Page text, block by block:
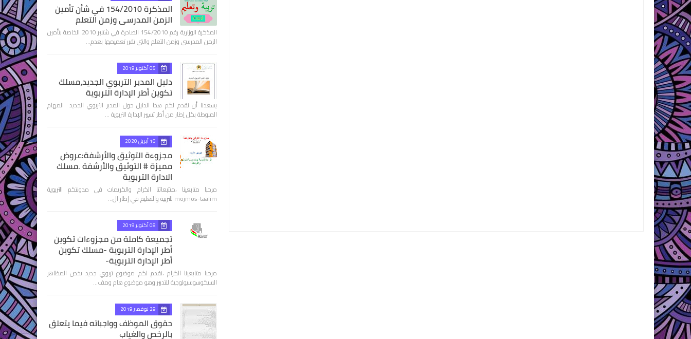
المذكرة 154/2010 في شأن تأمين
الزمن المدرسي وزمن التعلم
المذكرة الوزارية رقم 154/2010 الصادرة في شتنبر 2010 الخاصة بتأمين
الزمن المدرسي وزمن التعلم والتي تقرر تعميمها بعدم…
05 أكتوبر 2019
دليل المدبر التربوي الجديد،مسلك
تكوين أطر الإدارة التربوية
يسعدنا أن نقدم لكم هذا الدليل حول المدبر التربوي الجديد المهام
المنوطة بكل إطار من أطر تسيير الإدارة التربوية …
16 أبريل 2020
مجزوءة التوثيق والأرشفة:عروض
مميزة # التوثيق والأرشفة .مسلك
الادارة التربوية
مرحبا متابعينا ،متتبعاتنا الكرام والكريمات في مدونتكم التربوية
mojmos-taalim للتربية والتعليم في إطار ال…
08 أكتوبر 2019
تجميعة كاملة من مجزوءات تكوين
أطر الإدارة التربوية -مسلك تكوين
أطر الإدارة التربوية-
مرحبا متابعينا الكرام ،نقدم لكم موضوع تربوي جديد يخص المظاهر
السيكوسوسيولوجية للتدبير وهو موضوع هام ومف…
29 نوفمبر 2019
حقوق الموظف وواجباته فيما يتعلق
بالرخص والغياب